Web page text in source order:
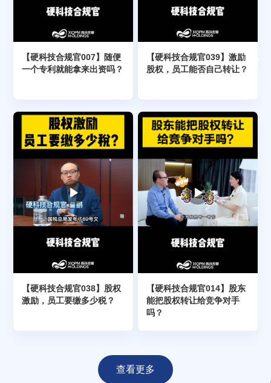
【硬科技合规官007】随便
一个专利就能拿来出资吗？
【硬科技合规官039】激励
股权，员工能否自己转让？
【硬科技合规官038】股权
激励，员工要缴多少税？
【硬科技合规官014】股东
能把股权转让给竞争对手
吗？
查看更多